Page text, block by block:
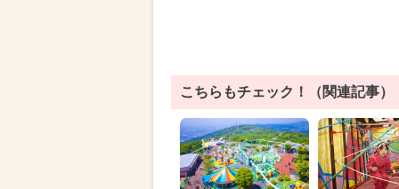
こちらもチェック！（関連記事）